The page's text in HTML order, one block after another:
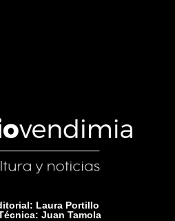
Laura Portillo
Juan Tamola